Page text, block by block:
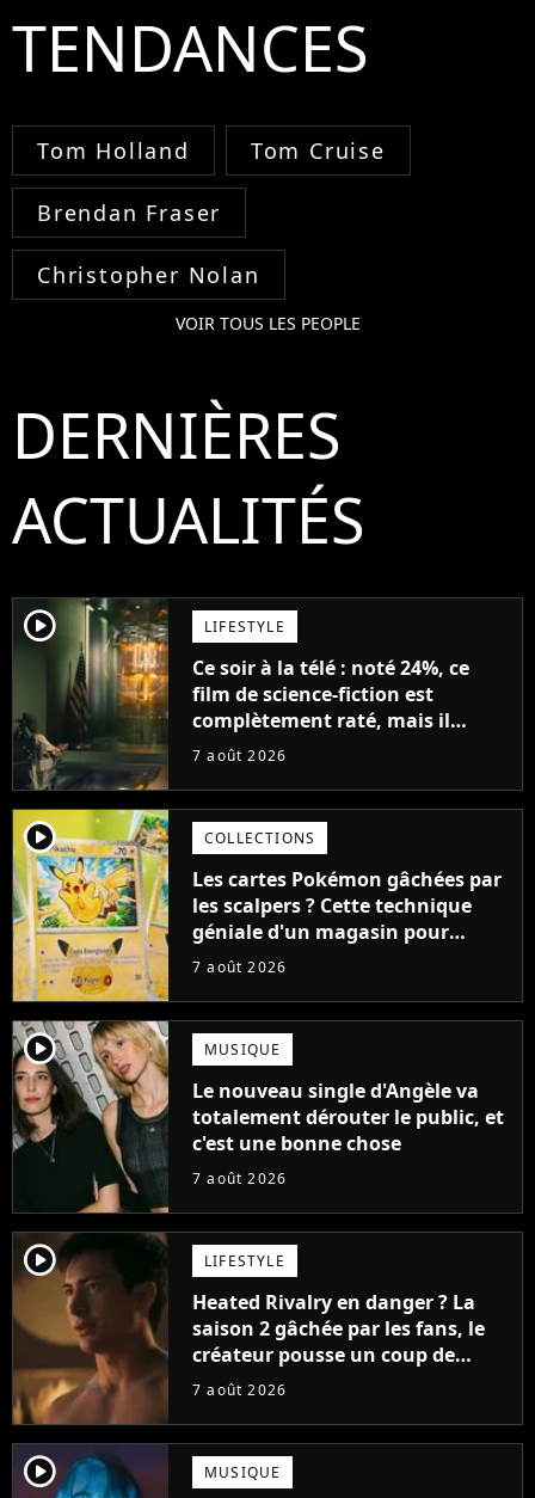
TENDANCES
Tom Holland Tom Cruise
Brendan Fraser
Christopher Nolan
VOIR TOUS LES PEOPLE
DERNIÈRES
ACTUALITÉS
player2 LIFESTYLE
Ce soir à la télé : noté 24%, ce
film de science-fiction est
complètement raté, mais il
aurait pu être encore pire à
7 août 2026
player2 COLLECTIONS
Les cartes Pokémon gâchées par
les scalpers ? Cette technique
géniale d'un magasin pour
ruiner les revendeurs
7 août 2026
player2 MUSIQUE
Le nouveau single d'Angèle va
totalement dérouter le public, et
c'est une bonne chose
7 août 2026
player2 LIFESTYLE
Heated Rivalry en danger ? La
saison 2 gâchée par les fans, le
créateur pousse un coup de
gueule
7 août 2026
player2 MUSIQUE